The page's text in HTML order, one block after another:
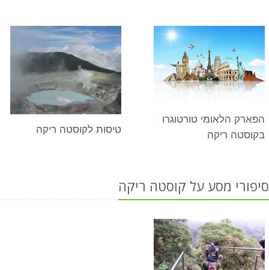
הפארק הלאומי טורטוגרו
בקוסטה ריקה
טיסות לקוסטה ריקה
סיפורי מסע על קוסטה ריקה